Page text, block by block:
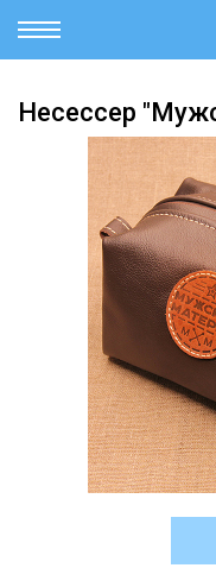
Несессер